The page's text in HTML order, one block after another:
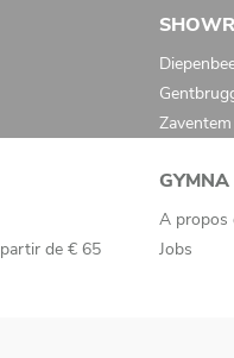
Zaventem
de € 65
A propos
Jobs